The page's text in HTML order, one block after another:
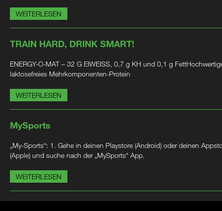
WEITERLESEN
TRAIN HARD, DRINK SMART!
ENERGY-O-MAT – 32 G EIWEISS, 0,7 g KH und 0,1 g
laktosefreies Mehrkomponenten-Protein
WEITERLESEN
MySports
„My-Sports“: 1. Gehe in deinen Playstore (Android) oder deinen
(Apple) und suche nach der „MySports“ App.
WEITERLESEN